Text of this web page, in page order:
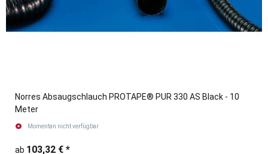
Norres Absaugschlauch PROTAPE® PUR 330 AS Black - 10
Meter
Momentan nicht verfügbar
ab 103,32 € *